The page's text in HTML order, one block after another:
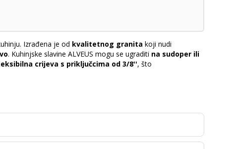
Izrađena je od kvalitetnog granita koji nudi
. Kuhinjske slavine ALVEUS mogu se ugraditi na sudoper ili
crijeva s priključcima od 3/8'', što